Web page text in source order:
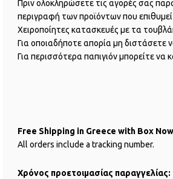
Πριν ολοκληρώσετε τις αγορές σας
περιγραφή των προϊόντων που
Χειροποίητες κατασκευές με τα
Για οποιαδήποτε απορία μη διστάσετε
Για περισσότερα παπιγιόν μπορείτε να
Free Shipping in Greece with Box
All orders include a tracking number.
Χρόνος προετοιμασίας παραγγελίας: